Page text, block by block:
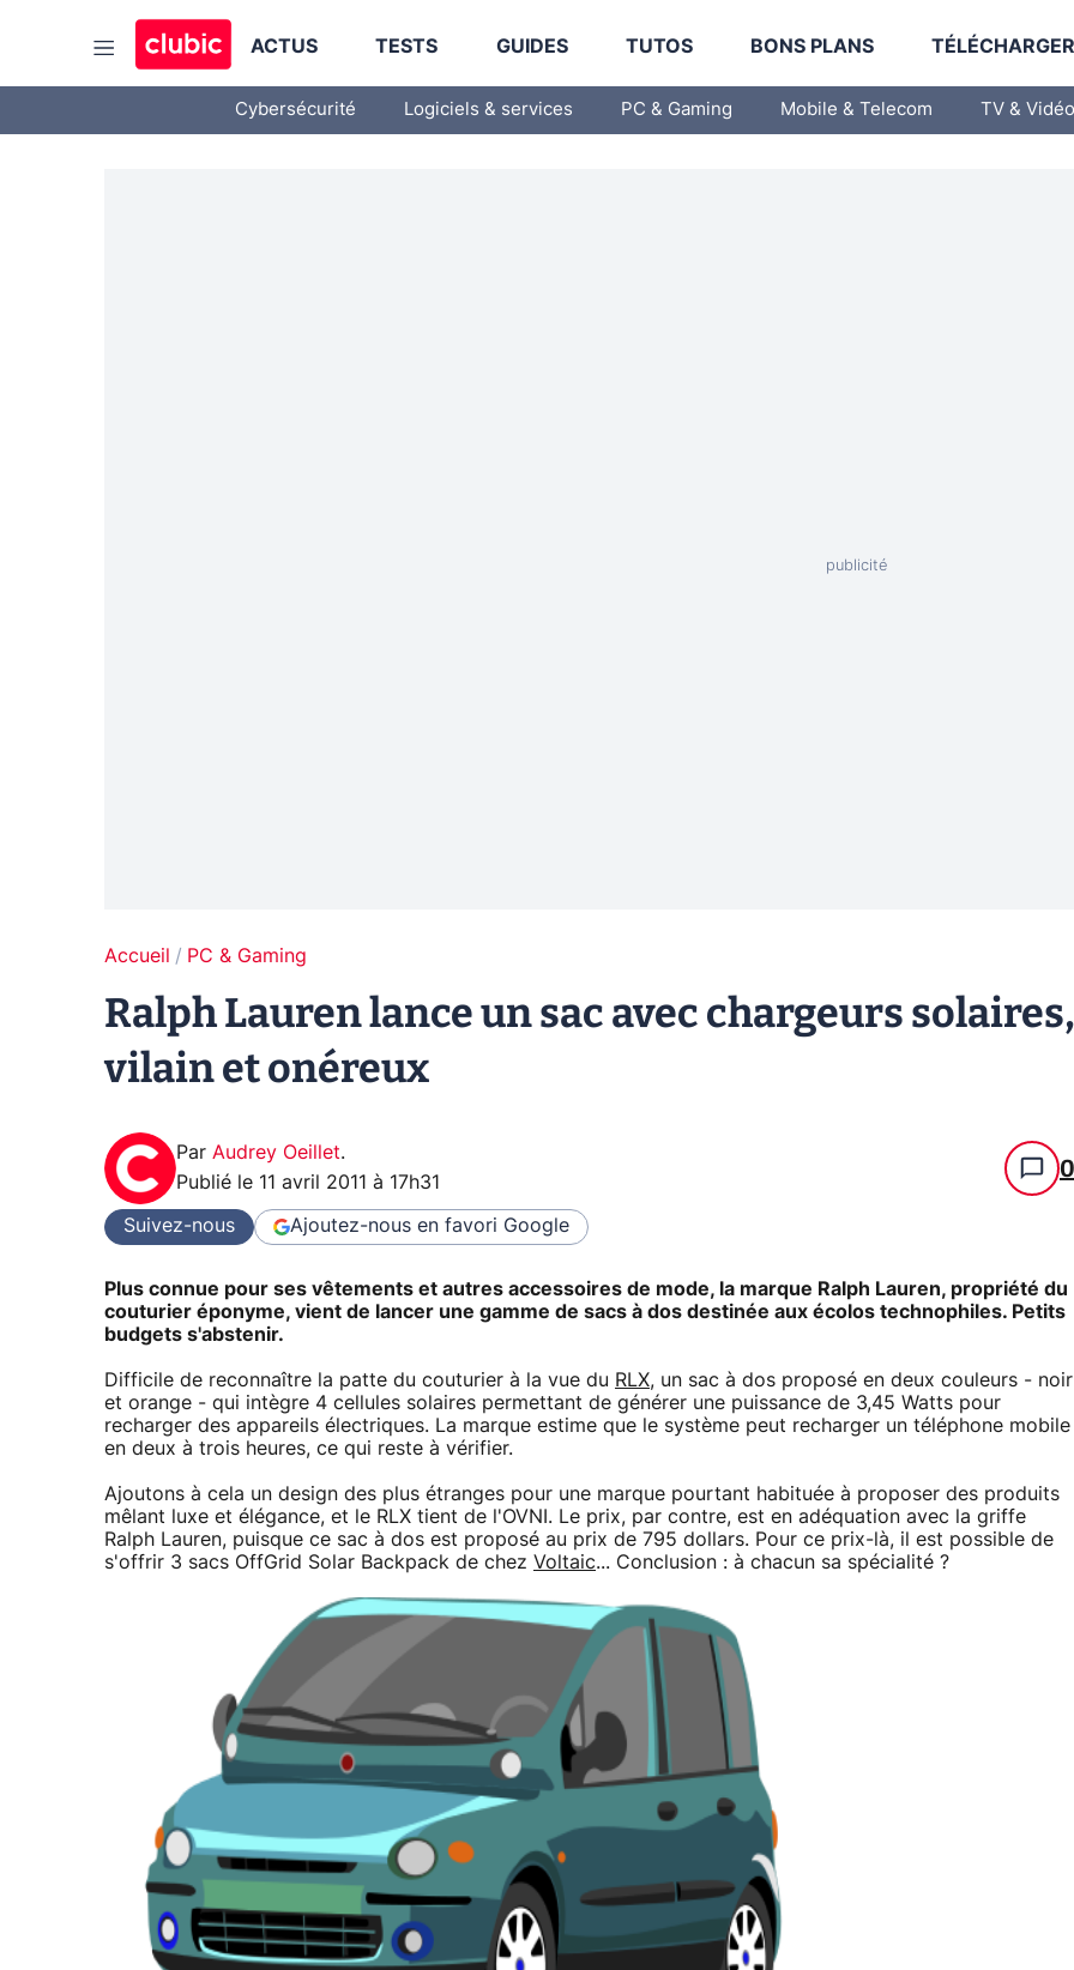
ACTUS TESTS GUIDES TUTOS BONS PLANS
Cybersécurité Logiciels & services PC & Gaming Mobile & Telecom TV & Vidéo
Accueil PC & Gaming
Ralph Lauren lance un sac avec chargeurs solaires,
vilain et onéreux
Par Audrey Oeillet.
Publié le 11 avril 2011 à 17h31 0
Suivez-nous Ajoutez-nous en favori Google
Plus connue pour ses vêtements et autres accessoires de mode, la marque Ralph Lauren, propriété du
couturier éponyme, vient de lancer une gamme de sacs à dos destinée aux écolos technophiles. Petits
budgets s'abstenir.
Difficile de reconnaître la patte du couturier à la vue du RLX, un sac à dos proposé en deux couleurs - noir
et orange - qui intègre 4 cellules solaires permettant de générer une puissance de 3,45 Watts pour
recharger des appareils électriques. La marque estime que le système peut recharger un téléphone mobile
en deux à trois heures, ce qui reste à vérifier.
Ajoutons à cela un design des plus étranges pour une marque pourtant habituée à proposer des produits
mêlant luxe et élégance, et le RLX tient de l'OVNI. Le prix, par contre, est en adéquation avec la griffe
Ralph Lauren, puisque ce sac à dos est proposé au prix de 795 dollars. Pour ce prix-là, il est possible de
s'offrir 3 sacs OffGrid Solar Backpack de chez Voltaic... Conclusion : à chacun sa spécialité ?